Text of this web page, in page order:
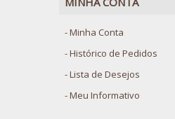
Minha Conta
Histórico de Pedidos
Lista de Desejos
Meu Informativo